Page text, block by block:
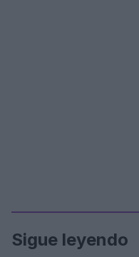
Sigue leyendo